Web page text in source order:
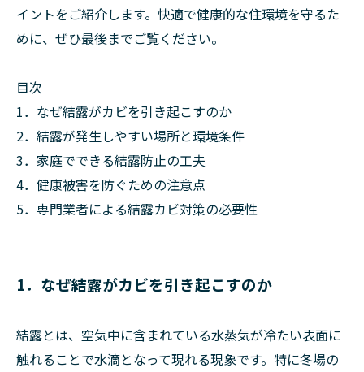
イントをご紹介します。快適で健康的な住環境を守るた
めに、ぜひ最後までご覧ください。
目次
1．なぜ結露がカビを引き起こすのか
2．結露が発生しやすい場所と環境条件
3．家庭でできる結露防止の工夫
4．健康被害を防ぐための注意点
5．専門業者による結露カビ対策の必要性
1．なぜ結露がカビを引き起こすのか
結露とは、空気中に含まれている水蒸気が冷たい表面に
触れることで水滴となって現れる現象です。特に冬場の